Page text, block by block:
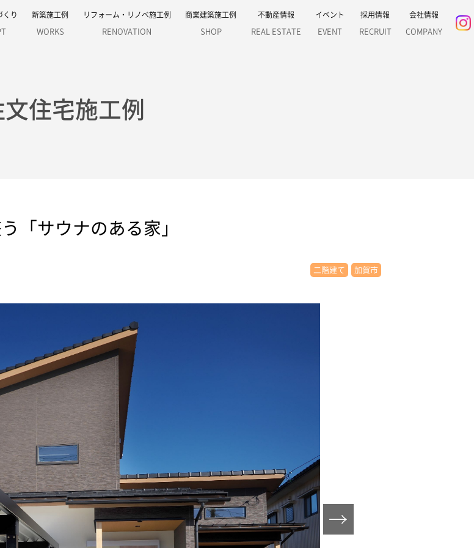
くり 新築施工例
WORKS
リフォーム・リノベ施工例
RENOVATION
商業建築施工例
SHOP
不動産情報
REAL ESTATE
イベント
EVENT
採用情報
RECRUIT
会社情報
COMPANY
文住宅施工例
「サウナのある家」
二階建て 加賀市